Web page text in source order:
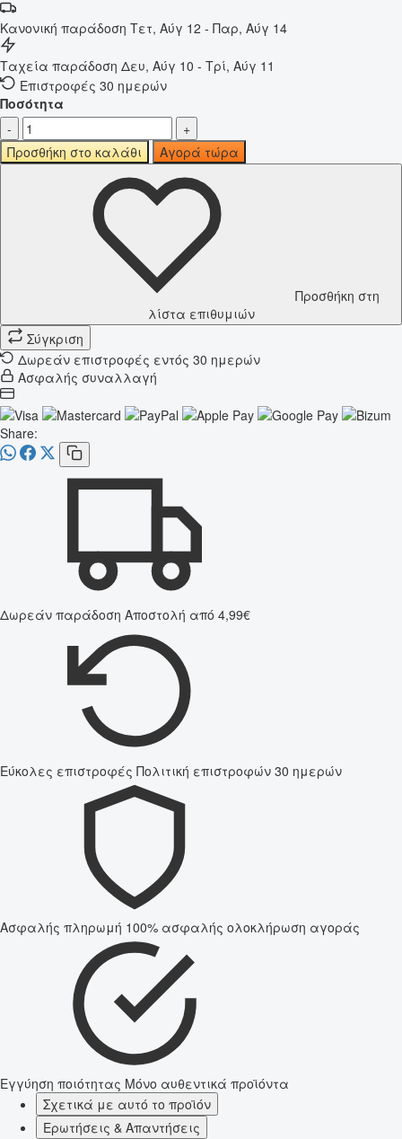
Κανονική παράδοση Τετ, Αύγ 12 - Παρ, Αύγ 14
Ταχεία παράδοση Δευ, Αύγ 10 - Τρί, Αύγ 11
Επιστροφές 30 ημερών
Ποσότητα
-
+
Προσθήκη στο καλάθι
Αγορά τώρα
Προσθήκη στη
λίστα επιθυμιών
Σύγκριση
Δωρεάν επιστροφές εντός 30 ημερών
Ασφαλής συναλλαγή
Share:
Δωρεάν παράδοση Αποστολή από 4,99€
Εύκολες επιστροφές Πολιτική επιστροφών 30 ημερών
Ασφαλής πληρωμή 100% ασφαλής ολοκλήρωση αγοράς
Εγγύηση ποιότητας Μόνο αυθεντικά προϊόντα
Σχετικά με αυτό το προϊόν
Ερωτήσεις & Απαντήσεις